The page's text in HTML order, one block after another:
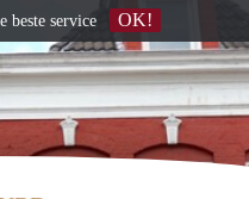
beste service OK!